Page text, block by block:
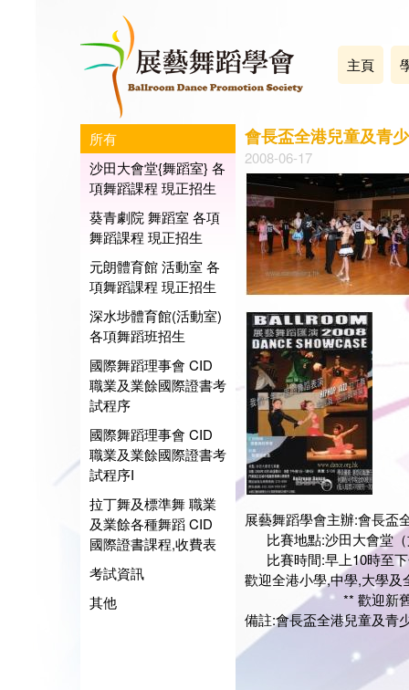
主頁
所有
沙田大會堂{舞蹈室} 各
項舞蹈課程 現正招生
葵青劇院 舞蹈室 各項
舞蹈課程 現正招生
元朗體育館 活動室 各
項舞蹈課程 現正招生
深水埗體育館(活動室)
各項舞蹈班招生
國際舞蹈理事會 CID
職業及業餘國際證書考
試程序
國際舞蹈理事會 CID
職業及業餘國際證書考
試程序I
拉丁舞及標準舞 職業
及業餘各種舞蹈 CID
國際證書課程,收費表
考試資訊
其他
會長盃全港兒童及青
2008-06-17
展藝舞蹈學會主辦:會長盃
比賽地點:沙田大會堂（
比賽時間:早上10時至下
歡迎全港小學,中學,大學
** 歡迎新舊學員踴
備註:會長盃全港兒童及青
展藝
會長:
日期